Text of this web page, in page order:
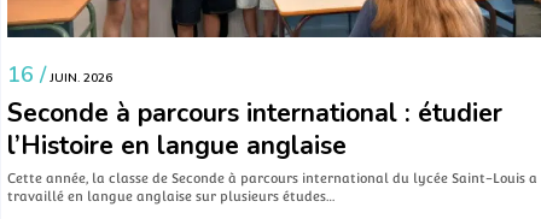
16 / JUIN. 2026
Seconde à parcours international : étudier
l’Histoire en langue anglaise
Cette année, la classe de Seconde à parcours international du lycée Saint-Louis a
travaillé en langue anglaise sur plusieurs études…